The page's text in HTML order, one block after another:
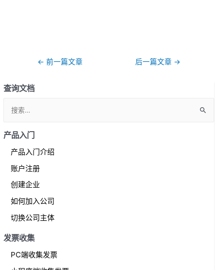
查询文档
a
产品入门
产品入门介绍
账户注册
创建企业
如何加入公司
切换公司主体
发票收集
PC端收集发票
导
← 前一篇文章 后一篇文章 →